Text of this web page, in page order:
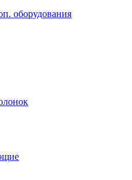
оборудования